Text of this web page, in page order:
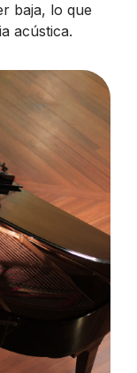
baja, lo que
acústica.